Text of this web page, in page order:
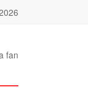
fan